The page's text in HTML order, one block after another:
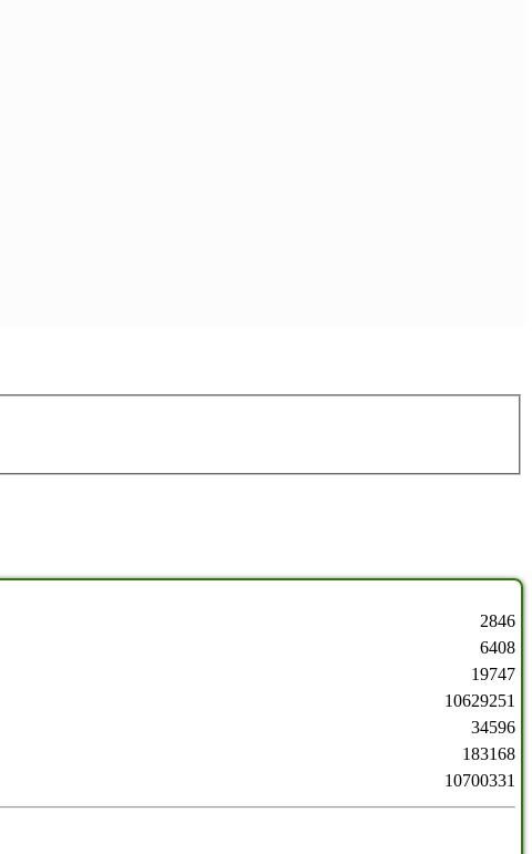
2846
6408
19747
10629251
34596
183168
10700331